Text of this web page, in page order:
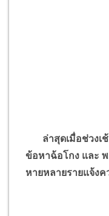
ล่าสุดเมื่อช่วงเช้
ข้อหาฉ้อโกง และ
หายหลายรายแจ้งค